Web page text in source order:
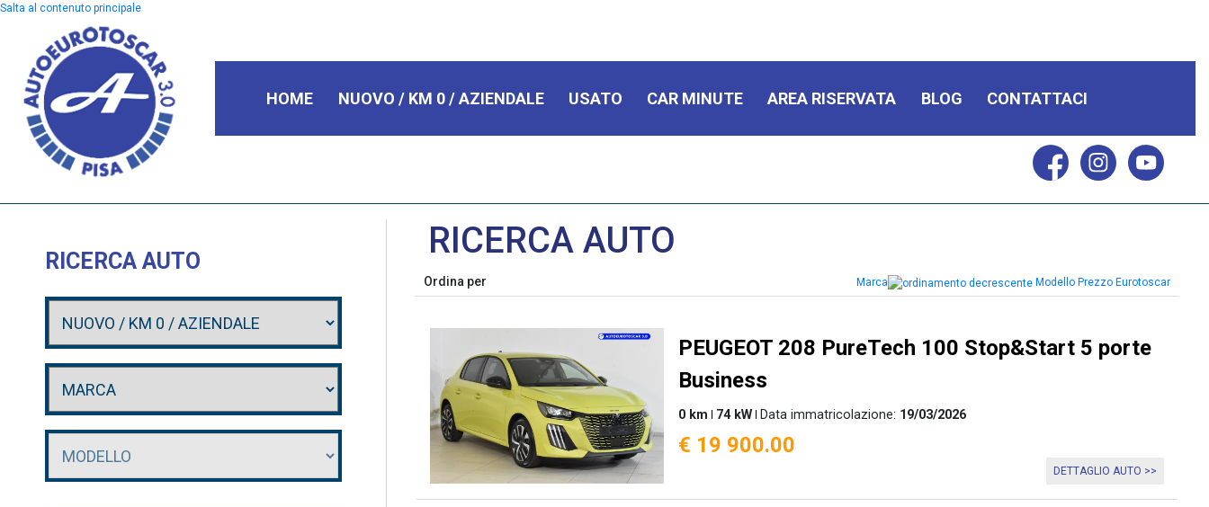
Salta al contenuto principale
HOME NUOVO / KM 0 / AZIENDALE USATO CAR MINUTE AREA RISERVATA BLOG CONTATTACI
RICERCA AUTO RICERCA AUTO
Ordina per Marca Modello Prezzo Eurotoscar
PEUGEOT 208 PureTech 100 Stop&Start 5 porte
Business
0 km 74 kW Data immatricolazione: 19/03/2026
€ 19 900.00
DETTAGLIO AUTO >>